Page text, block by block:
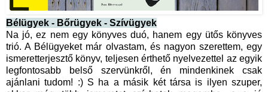
Bélügyek - Bőrügyek - Szívügyek
Na jó, ez nem egy könyves duó, hanem egy ütős könyves
trió. A Bélügyeket már olvastam, és nagyon szerettem, egy
ismeretterjesztő könyv, teljesen érthető nyelvezettel az egyik
legfontosabb belső szervünkről, én mindenkinek csak
ajánlani tudom! :) S ha a másik két társa is ilyen szuper,